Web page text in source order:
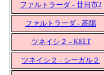
ファルトラーダ - 廿日市2
ファルトラーダ - 高陽
ツネイシ２ - KELT
ツネイシ２ - シーガル２